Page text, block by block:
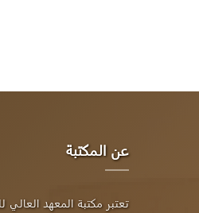
عن المكتبة
تعتبر مكتبة المعهد العالي